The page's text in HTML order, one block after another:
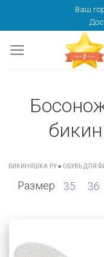
content
Ваш
БИКИНЯШКА.РУ» ОБУВЬ ДЛЯ
Размер 35 36